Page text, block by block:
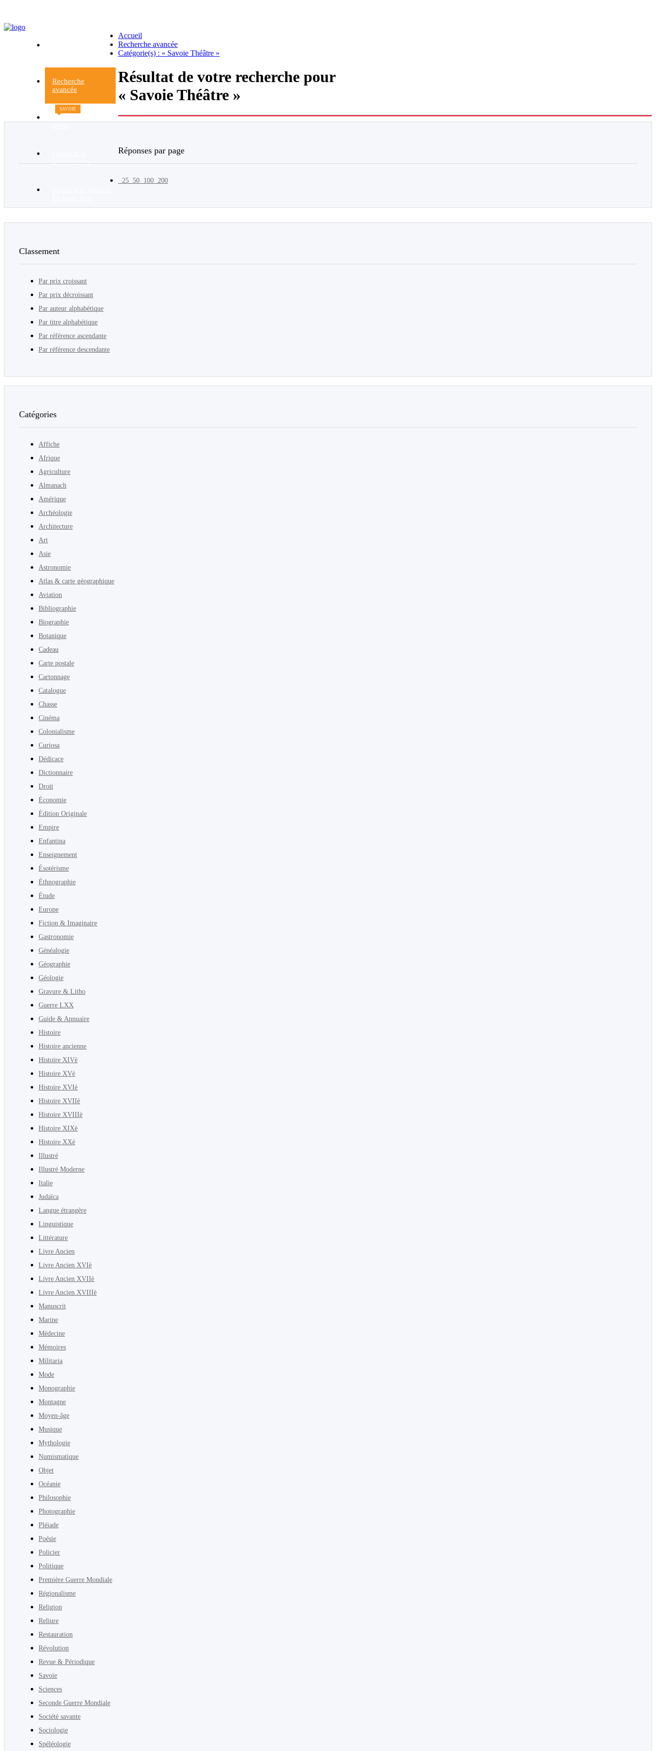
Recherche
avancée
Nouveaux
SAVOIE
informations
Accueil
Recherche avancée
Catégorie(s) : « Savoie Théâtre »
Résultat de votre recherche pour
« Savoie Théâtre »
Réponses par page
25 50 100 200
Classement
Par prix croissant
Par prix décroissant
Par auteur alphabétique
Par titre alphabétique
Par référence ascendante
Par référence descendante
Catégories
Affiche
Afrique
Agriculture
Almanach
Amérique
Archéologie
Architecture
Art
Asie
Astronomie
Atlas & carte géographique
Aviation
Bibliographie
Biographie
Botanique
Cadeau
Carte postale
Cartonnage
Catalogue
Chasse
Cinéma
Colonialisme
Curiosa
Dédicace
Dictionnaire
Droit
Économie
Édition Originale
Empire
Enfantina
Enseignement
Ésotérisme
Éthnographie
Étude
Europe
Fiction & Imaginaire
Gastronomie
Généalogie
Géographie
Géologie
Gravure & Litho
Guerre LXX
Guide & Annuaire
Histoire
Histoire ancienne
Histoire XIVè
Histoire XVè
Histoire XVIè
Histoire XVIIè
Histoire XVIIIè
Histoire XIXè
Histoire XXè
Illustré
Illustré Moderne
Italie
Judaïca
Langue étrangère
Linguistique
Littérature
Livre Ancien
Livre Ancien XVIè
Livre Ancien XVIIè
Livre Ancien XVIIIè
Manuscrit
Marine
Médecine
Mémoires
Militaria
Mode
Monographie
Montagne
Moyen-âge
Musique
Mythologie
Numismatique
Objet
Océanie
Philosophie
Photographie
Pléiade
Poésie
Policier
Politique
Première Guerre Mondiale
Régionalisme
Religion
Reliure
Restauration
Révolution
Revue & Périodique
Savoie
Sciences
Seconde Guerre Mondiale
Société savante
Sociologie
Spéléologie